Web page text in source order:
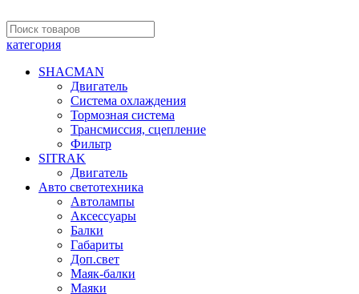
категория
SHACMAN
Двигатель
Система охлаждения
Тормозная система
Трансмиссия, сцепление
Фильтр
SITRAK
Двигатель
Авто светотехника
Автолампы
Аксессуары
Балки
Габариты
Доп.свет
Маяк-балки
Маяки